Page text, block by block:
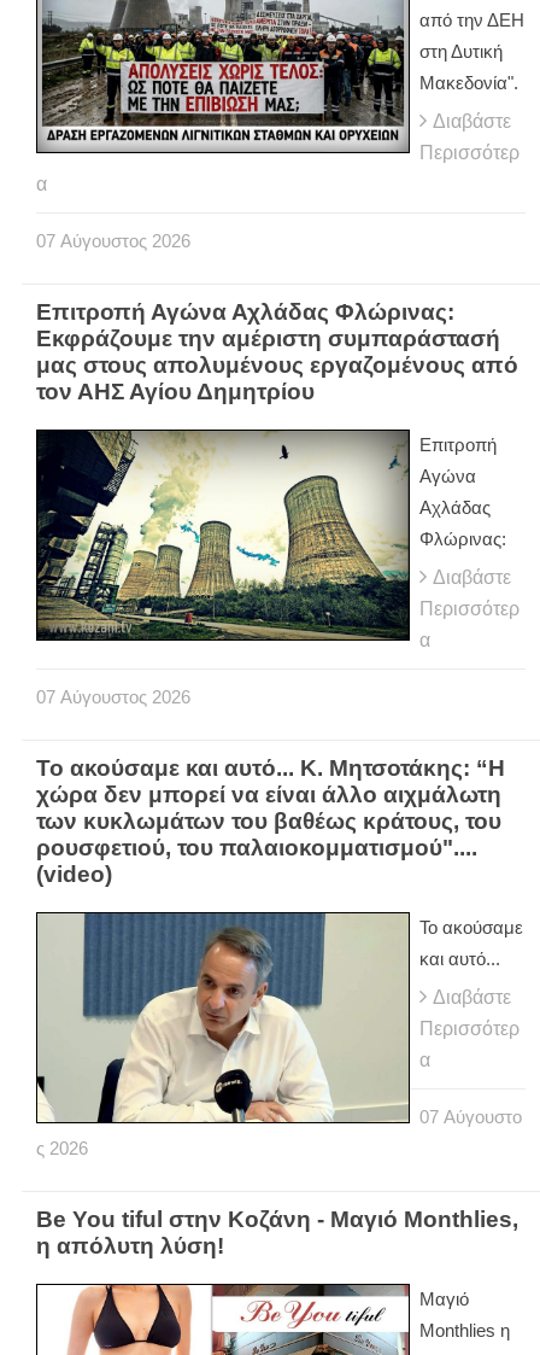
από την ΔΕΗ
στη Δυτική
Μακεδονία".
Διαβάστε
Περισσότερ
α
07 Αύγουστος 2026
Επιτροπή Αγώνα Αχλάδας Φλώρινας:
Εκφράζουμε την αμέριστη συμπαράστασή
μας στους απολυμένους εργαζομένους από
τον ΑΗΣ Αγίου Δημητρίου
Επιτροπή
Αγώνα
Αχλάδας
Φλώρινας:
Διαβάστε
Περισσότερ
α
07 Αύγουστος 2026
Το ακούσαμε και αυτό... Κ. Μητσοτάκης: “Η
χώρα δεν μπορεί να είναι άλλο αιχμάλωτη
των κυκλωμάτων του βαθέως κράτους, του
ρουσφετιού, του παλαιοκομματισμού"....
(video)
Το ακούσαμε
και αυτό...
Διαβάστε
Περισσότερ
α
07 Αύγουστο
ς 2026
Be You tiful στην Κοζάνη - Μαγιό Monthlies,
η απόλυτη λύση!
Μαγιό
Monthlies η